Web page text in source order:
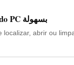
Como Acessar os Ficheiros Temporários do PC بسهولة
abrir ou